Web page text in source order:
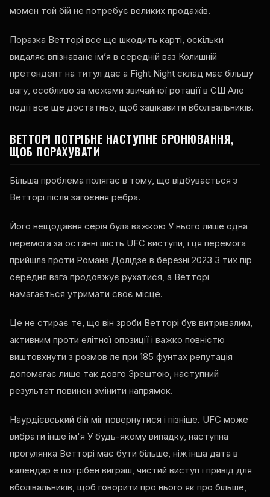
момен той бій не потребує великих продажів.
Поразка Ветторі все ще шкодить карті, оскільки
видаляє впізнаване ім’я в середній ваз Колишній
претендент на титул дає a Fight Night склад має більшу
вагу, особливо за межами звичайної ротації в СШ Але
події все ще достатньо, щоб зацікавити вболівальників.
ВЕТТОРІ ПОТРІБНЕ НАСТУПНЕ БРОНЮВАННЯ,
ЩОБ ПОРАХУВАТИ
Більша проблема полягає в тому, що відбувається з
Ветторі після загоєння ребра.
Його нещодавня серія була важкою У нього лише одна
перемога за останні шість UFC виступи, і ця перемога
прийшла проти Романа Долідзе в березні 2023 З тих пір
середня вага продовжує рухатися, а Ветторі
намагається утримати своє місце.
Це не стирає те, що він зроби Ветторі був витривалим,
активним проти елітної опозиції і важко повністю
виштовхнути з розмов ле при 185 фунтах репутація
допомагає лише так довго Зрештою, наступний
результат повинен змінити напрямок.
Наурдієвський бій міг повернутися і пізніше. UFC може
вибрати інше ім'я У будь-якому випадку, наступна
прогулянка Ветторі має бути більше, ніж інша дата в
календар е потрібен виграш, чистий виступ і привід для
вболівальників, щоб говорити про нього як про більше,